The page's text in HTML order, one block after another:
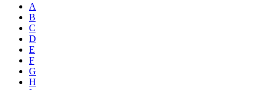
A
B
C
D
E
F
G
H